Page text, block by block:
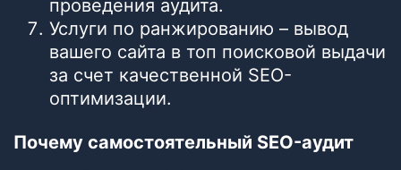
проведения аудита.
Услуги по ранжированию – вывод
вашего сайта в топ поисковой выдачи
за счет качественной SEO-
оптимизации.
Почему самостоятельный SEO-аудит